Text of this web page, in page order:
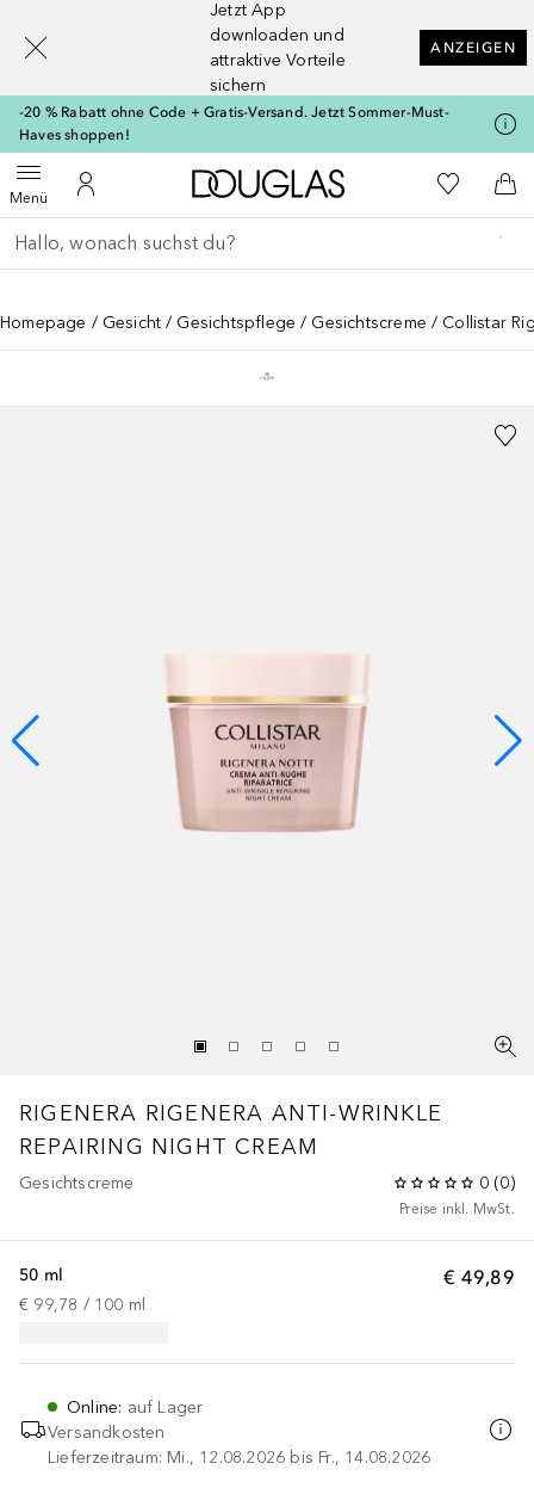
Jetzt App
downloaden und
attraktive Vorteile
sichern
ANZEIGEN
-20 % Rabatt ohne Code + Gratis-Versand. Jetzt Sommer-Must-
Haves shoppen!
MenüMenü öffnenZu Meinem Kundenkonto
Zur Douglas Startseite
Zu Meiner
Gehe zurück
Suche ausführen
Homepage Gesicht Gesichtspflege Gesichtscreme Collistar
RIGENERA RIGENERA ANTI-WRINKLE
REPAIRING NIGHT CREAM
Gesichtscreme 0 (0)
Preise inkl. MwSt.
€ 49,89
50 ml
€ 99,78 / 100 ml
Online: auf Lager
Versandkosten
Lieferzeitraum: Mi., 12.08.2026 bis Fr., 14.08.2026
[navigation.slideout.screenreader]